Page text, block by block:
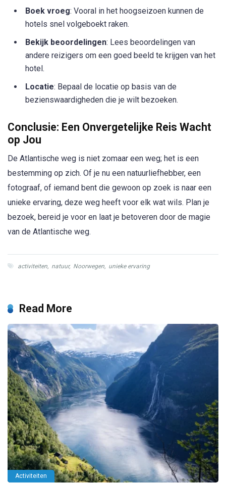
Boek vroeg: Vooral in het hoogseizoen kunnen de
hotels snel volgeboekt raken.
Bekijk beoordelingen: Lees beoordelingen van
andere reizigers om een goed beeld te krijgen van het
hotel.
Locatie: Bepaal de locatie op basis van de
bezienswaardigheden die je wilt bezoeken.
Conclusie: Een Onvergetelijke Reis Wacht
op Jou
De Atlantische weg is niet zomaar een weg; het is een
bestemming op zich. Of je nu een natuurliefhebber, een
fotograaf, of iemand bent die gewoon op zoek is naar een
unieke ervaring, deze weg heeft voor elk wat wils. Plan je
bezoek, bereid je voor en laat je betoveren door de magie
van de Atlantische weg.
activiteiten, natuur, Noorwegen, unieke ervaring
Read More
Activiteiten